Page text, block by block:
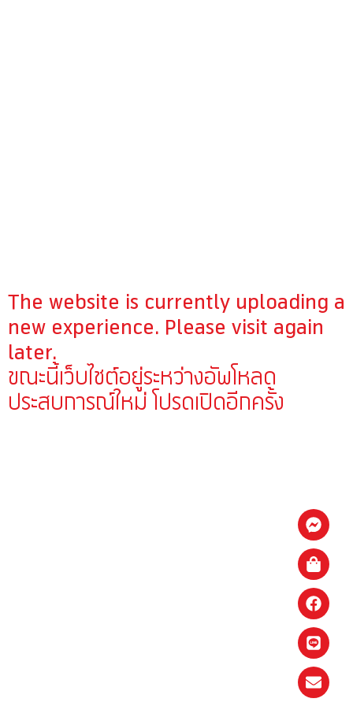
The website is currently uploading a
new experience. Please visit again
later.
ขณะนี้เว็บไชต์อยู่ระหว่างอัพโหลด
ประสบการณ์ใหม่ โปรดเปิดอีกครั้ง